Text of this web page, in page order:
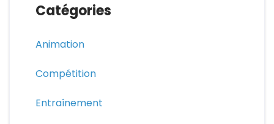
Catégories
Animation
Compétition
Entraînement